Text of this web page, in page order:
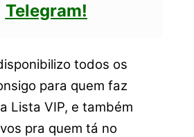
Telegram!
todos os
para quem faz
Lista VIP, e também
pra quem tá no